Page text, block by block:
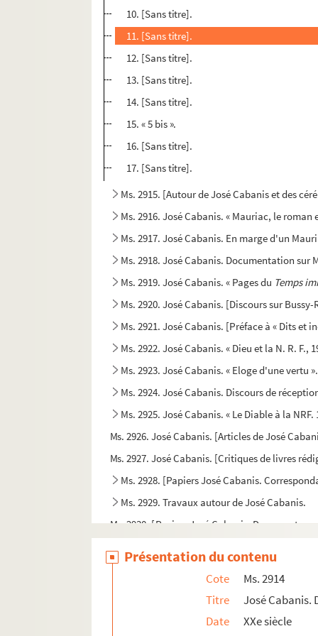
10. [Sans titre].
11. [Sans titre].
12. [Sans titre].
13. [Sans titre].
14. [Sans titre].
15. « 5 bis ».
16. [Sans titre].
17. [Sans titre].
Ms. 2915. [Autour de José Cabanis et des
Ms. 2916. José Cabanis. « Mauriac, le roman
Ms. 2917. José Cabanis. En marge d'un
Ms. 2918. José Cabanis. Documentation sur
Ms. 2919. José Cabanis. « Pages du Temps
Ms. 2920. José Cabanis. [Discours sur
Ms. 2921. José Cabanis. [Préface à « Dits et
Ms. 2922. José Cabanis. « Dieu et la N. R. F.,
Ms. 2923. José Cabanis. « Eloge d'une vertu ».
Ms. 2924. José Cabanis. Discours de
Ms. 2925. José Cabanis. « Le Diable à la NRF.
Ms. 2926. José Cabanis. [Articles de José
Ms. 2927. José Cabanis. [Critiques de livres
Ms. 2928. [Papiers José Cabanis.
Ms. 2929. Travaux autour de José Cabanis.
Ms. 2930. [Papiers José Cabanis. Documents
Présentation du contenu
Cote
Ms. 2914
Titre
José Cabanis.
Date
XXe siècle